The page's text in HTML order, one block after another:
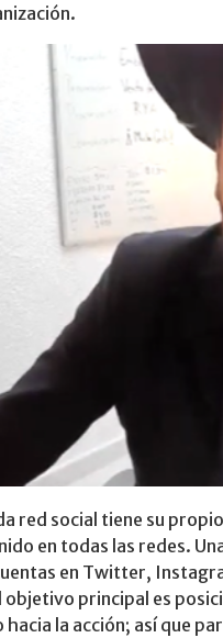
red social tiene su
en todas las redes.
en Twitter,
principal es
hacia la acción; así que